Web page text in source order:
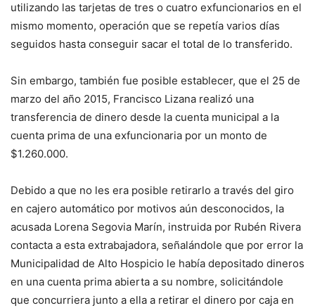
utilizando las tarjetas de tres o cuatro exfuncionarios en el
mismo momento, operación que se repetía varios días
seguidos hasta conseguir sacar el total de lo transferido.
Sin embargo, también fue posible establecer, que el 25 de
marzo del año 2015, Francisco Lizana realizó una
transferencia de dinero desde la cuenta municipal a la
cuenta prima de una exfuncionaria por un monto de
$1.260.000.
Debido a que no les era posible retirarlo a través del giro
en cajero automático por motivos aún desconocidos, la
acusada Lorena Segovia Marín, instruida por Rubén Rivera
contacta a esta extrabajadora, señalándole que por error la
Municipalidad de Alto Hospicio le había depositado dineros
en una cuenta prima abierta a su nombre, solicitándole
que concurriera junto a ella a retirar el dinero por caja en